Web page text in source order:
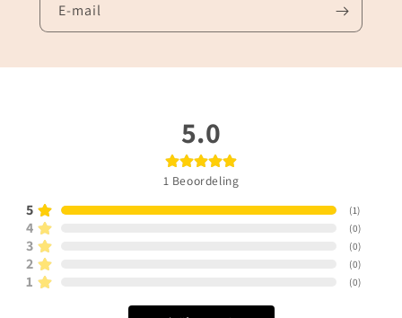
E‑mail
5.0
1 Beoordeling
5 (1)
4 (0)
3 (0)
2 (0)
1 (0)